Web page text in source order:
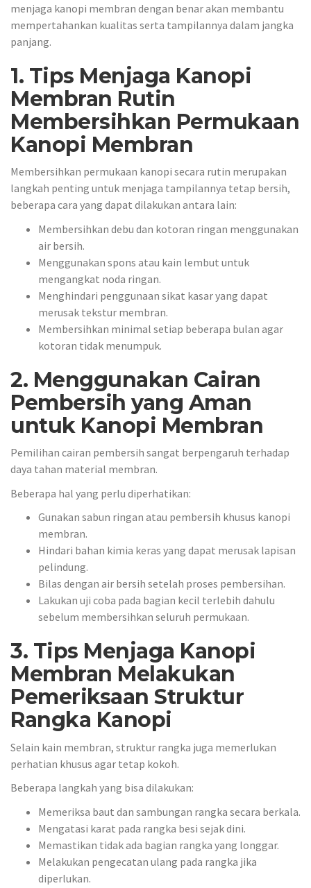
menjaga kanopi membran dengan benar akan membantu
mempertahankan kualitas serta tampilannya dalam jangka
panjang.
1. Tips Menjaga Kanopi
Membran Rutin
Membersihkan Permukaan
Kanopi Membran
Membersihkan permukaan kanopi secara rutin merupakan
langkah penting untuk menjaga tampilannya tetap bersih,
beberapa cara yang dapat dilakukan antara lain:
Membersihkan debu dan kotoran ringan menggunakan
air bersih.
Menggunakan spons atau kain lembut untuk
mengangkat noda ringan.
Menghindari penggunaan sikat kasar yang dapat
merusak tekstur membran.
Membersihkan minimal setiap beberapa bulan agar
kotoran tidak menumpuk.
2. Menggunakan Cairan
Pembersih yang Aman
untuk Kanopi Membran
Pemilihan cairan pembersih sangat berpengaruh terhadap
daya tahan material membran.
Beberapa hal yang perlu diperhatikan:
Gunakan sabun ringan atau pembersih khusus kanopi
membran.
Hindari bahan kimia keras yang dapat merusak lapisan
pelindung.
Bilas dengan air bersih setelah proses pembersihan.
Lakukan uji coba pada bagian kecil terlebih dahulu
sebelum membersihkan seluruh permukaan.
3. Tips Menjaga Kanopi
Membran Melakukan
Pemeriksaan Struktur
Rangka Kanopi
Selain kain membran, struktur rangka juga memerlukan
perhatian khusus agar tetap kokoh.
Beberapa langkah yang bisa dilakukan:
Memeriksa baut dan sambungan rangka secara berkala.
Mengatasi karat pada rangka besi sejak dini.
Memastikan tidak ada bagian rangka yang longgar.
Melakukan pengecatan ulang pada rangka jika
diperlukan.